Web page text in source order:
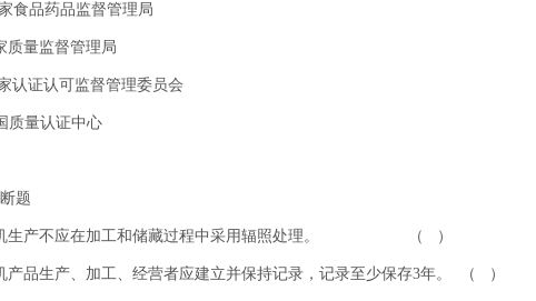
食品药品监督管理局
质量监督管理局
认证认可监督管理委员会
质量认证中心
题
生产不应在加工和储藏过程中采用辐照处理。 （ ）
产品生产、加工、经营者应建立并保持记录，记录至少保存3年。 （ ）